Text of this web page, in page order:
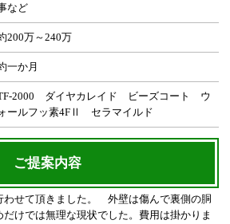
など
200万～240万
一か月
2000 ダイヤカレイド ビーズコート ウ
ールフッ素4FⅡ セラマイルド
ご提案内容
わせて頂きました。 外壁は傷んで裏側の胴
けでは無理な現状でした。費用は掛かりま